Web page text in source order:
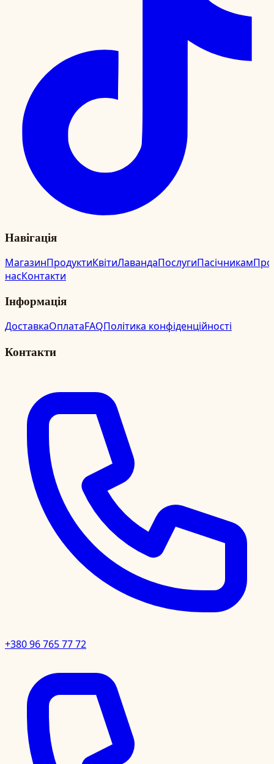
Навігація
МагазинПродуктиКвітиЛавандаПослугиПасічникамПро
насКонтакти
Інформація
ДоставкаОплатаFAQПолітика конфіденційності
Контакти
+380 96 765 77 72